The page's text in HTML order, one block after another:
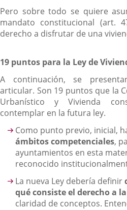
Pero sobre todo se quiere
mandato constitucional (art.
derecho a disfrutar de una
19 puntos para la Ley de
A continuación, se
articular. Son 19 puntos que la
Urbanístico y Vivienda
contemplar en la futura ley.
Como punto previo, inicial,
ámbitos competenciales,
ayuntamientos en esta
reconocido
La nueva Ley debería definir
qué consiste el derecho a
claridad de conceptos.